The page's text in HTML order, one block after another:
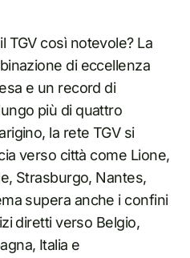
TGV così notevole? La
di eccellenza
e un record di
più di quattro
la rete TGV si
verso città come Lione,
Strasburgo, Nantes,
supera anche i confini
diretti verso Belgio,
Italia e